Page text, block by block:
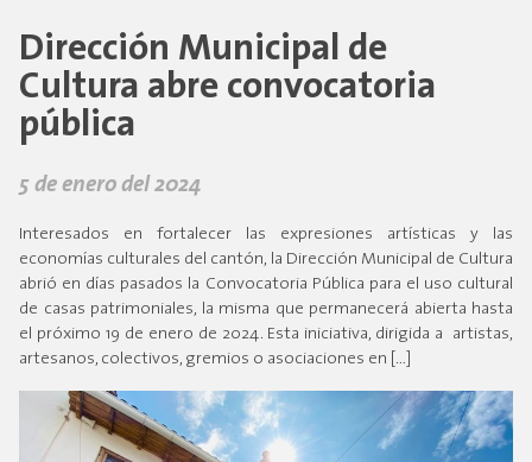
Dirección Municipal de
Cultura abre convocatoria
pública
5 de enero del 2024
Interesados en fortalecer las expresiones artísticas y las
economías culturales del cantón, la Dirección Municipal de Cultura
abrió en días pasados la Convocatoria Pública para el uso cultural
de casas patrimoniales, la misma que permanecerá abierta hasta
el próximo 19 de enero de 2024. Esta iniciativa, dirigida a artistas,
artesanos, colectivos, gremios o asociaciones en […]